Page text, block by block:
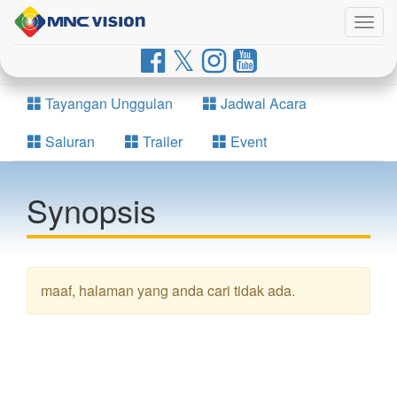
Tayangan Unggulan
Jadwal Acara
Saluran
Trailer Event
Synopsis
maaf, halaman yang anda cari tidak ada.